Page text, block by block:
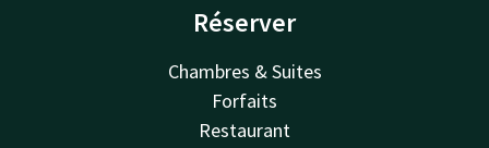
Réserver
Chambres & Suites
Forfaits
Restaurant